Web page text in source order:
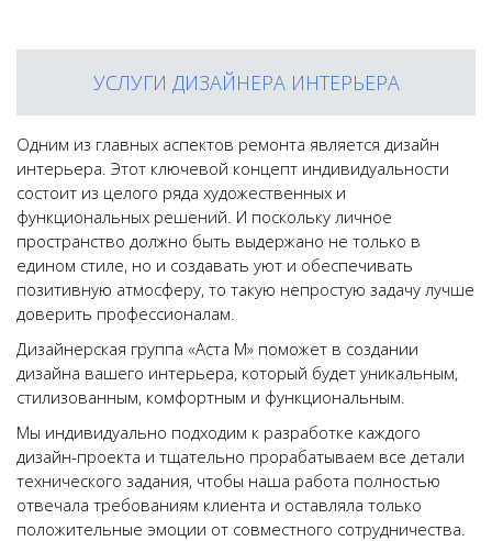
УСЛУГИ ДИЗАЙНЕРА ИНТЕРЬЕРА
Одним из главных аспектов ремонта является дизайн
интерьера. Этот ключевой концепт индивидуальности
состоит из целого ряда художественных и
функциональных решений. И поскольку личное
пространство должно быть выдержано не только в
едином стиле, но и создавать уют и обеспечивать
позитивную атмосферу, то такую непростую задачу лучше
доверить профессионалам.
Дизайнерская группа «Аста М» поможет в создании
дизайна вашего интерьера, который будет уникальным,
стилизованным, комфортным и функциональным.
Мы индивидуально подходим к разработке каждого
дизайн-проекта и тщательно прорабатываем все детали
технического задания, чтобы наша работа полностью
отвечала требованиям клиента и оставляла только
положительные эмоции от совместного сотрудничества.